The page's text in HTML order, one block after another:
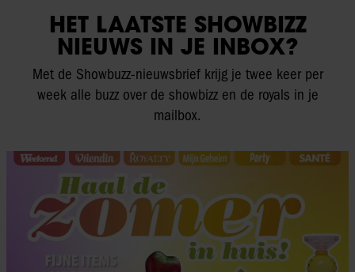
HET LAATSTE SHOWBIZZ
NIEUWS IN JE INBOX?
Met de Showbuzz-nieuwsbrief krijg je twee keer per
week alle buzz over de showbizz en de royals in je
mailbox.